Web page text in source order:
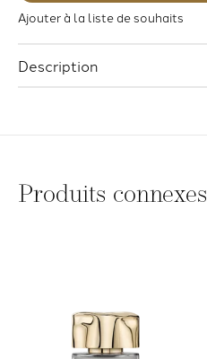
Ajouter à la liste de souhaits
Description
Produits connexes